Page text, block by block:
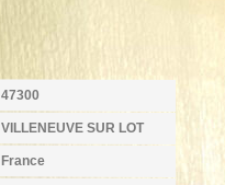
47300
VILLENEUVE SUR LOT
France